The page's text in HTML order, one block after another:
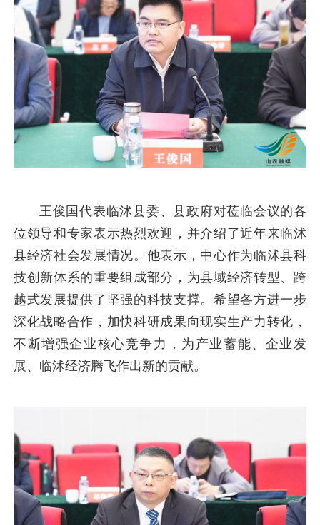
王俊国代表临沭县委、县政府对莅临会议的各
位领导和专家表示热烈欢迎，并介绍了近年来临沭
县经济社会发展情况。他表示，中心作为临沭县科
技创新体系的重要组成部分，为县域经济转型、跨
越式发展提供了坚强的科技支撑。希望各方进一步
深化战略合作，加快科研成果向现实生产力转化，
不断增强企业核心竞争力，为产业蓄能、企业发
展、临沭经济腾飞作出新的贡献。